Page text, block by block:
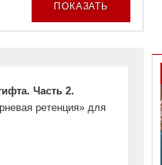
Часть 2.
ретенция» для